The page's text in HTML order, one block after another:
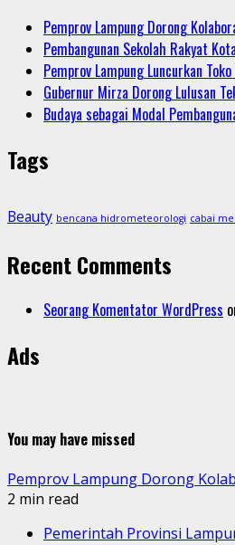
Pemprov Lampung Dorong
Pembangunan Sekolah Rakyat
Pemprov Lampung Luncurkan
Gubernur Mirza Dorong Lulusan
Budaya sebagai Modal
Tags
Beauty bencana hidrometeorologi cabai
Recent Comments
Seorang Komentator WordPress
Ads
You may have missed
Pemprov Lampung Dorong
2 min read
Pemerintah Provinsi